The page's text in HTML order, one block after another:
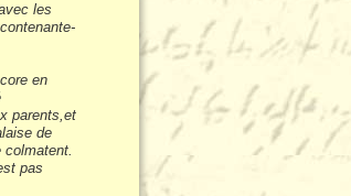
les
en
parents,et
de
pas